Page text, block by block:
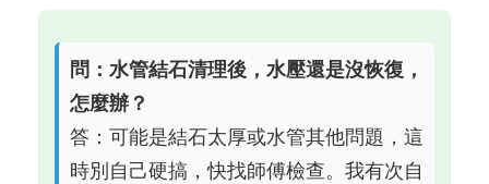
問：水管結石清理後，水壓還是沒恢復，
怎麼辦？
答：可能是結石太厚或水管其他問題，這
時別自己硬搞，快找師傅檢查。我有次自